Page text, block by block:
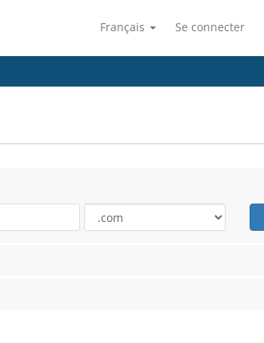
Français Se connecter